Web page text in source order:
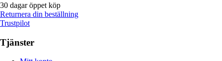
30 dagar öppet köp
Returnera din beställning
Trustpilot
Tjänster